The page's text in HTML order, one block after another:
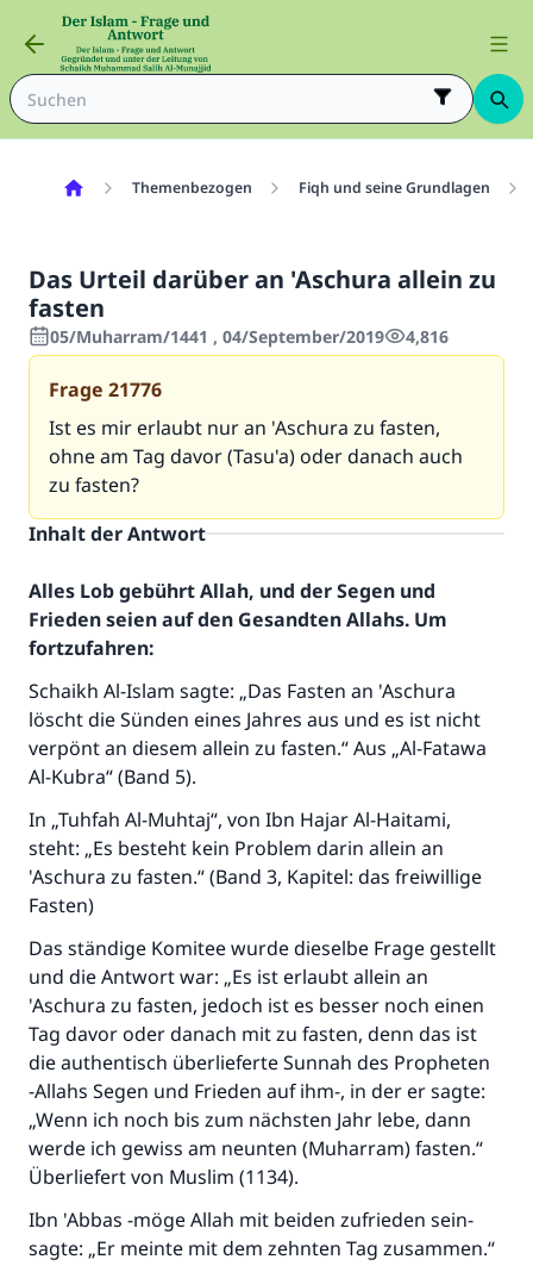
Themenbezogen Fiqh und seine Grundlagen
Das Urteil darüber an 'Aschura allein zu
fasten
05/Muharram/1441 , 04/September/2019 4,816
Frage 21776
Ist es mir erlaubt nur an 'Aschura zu fasten,
ohne am Tag davor (Tasu'a) oder danach auch
zu fasten?
Inhalt der Antwort
Alles Lob gebührt Allah, und der Segen und
Frieden seien auf den Gesandten Allahs. Um
fortzufahren:
Schaikh Al-Islam sagte: „Das Fasten an 'Aschura
löscht die Sünden eines Jahres aus und es ist nicht
verpönt an diesem allein zu fasten.“ Aus „Al-Fatawa
Al-Kubra“ (Band 5).
In „Tuhfah Al-Muhtaj“, von Ibn Hajar Al-Haitami,
steht: „Es besteht kein Problem darin allein an
'Aschura zu fasten.“ (Band 3, Kapitel: das freiwillige
Fasten)
Das ständige Komitee wurde dieselbe Frage gestellt
und die Antwort war: „Es ist erlaubt allein an
'Aschura zu fasten, jedoch ist es besser noch einen
Tag davor oder danach mit zu fasten, denn das ist
die authentisch überlieferte Sunnah des Propheten
-Allahs Segen und Frieden auf ihm-, in der er sagte:
„Wenn ich noch bis zum nächsten Jahr lebe, dann
werde ich gewiss am neunten (Muharram) fasten.“
Überliefert von Muslim (1134).
Ibn 'Abbas -möge Allah mit beiden zufrieden sein-
sagte: „Er meinte mit dem zehnten Tag zusammen.“
Die Antwort Nr. 110845 rettete eine
Ehe.
Unterstütze die Arbeit von Islam Q&A
Der Prophet -Allahs Segen und Frieden auf
ihm- sagte:
"Wer zum Guten aufruft, hat den Lohn
desjenigen, der sie durchführt."
(MUSLIM 1893)